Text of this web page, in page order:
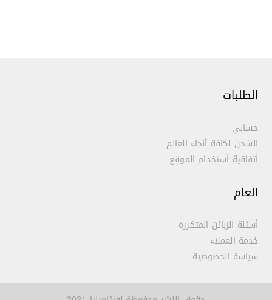
الطلبات
حسابي
الشحن لكافة أنحاء العالم
أتفاقية أستخدام الموقع
العام
أسئلة الزبائن المتكررة
خدمة العملاء
سياسة الخصوصية